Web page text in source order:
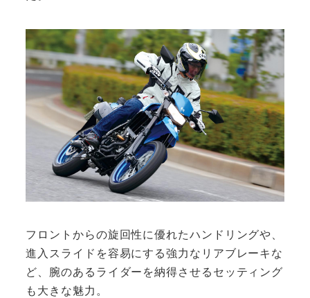
フロントからの旋回性に優れたハンドリングや、
進入スライドを容易にする強力なリアブレーキな
ど、腕のあるライダーを納得させるセッティング
も大きな魅力。